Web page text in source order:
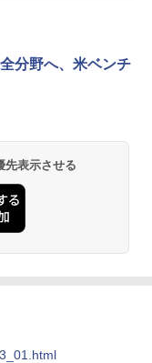
分野へ、米ベンチ
先表示させる